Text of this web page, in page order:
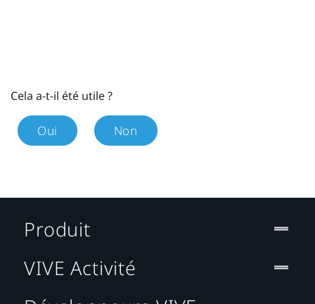
Cela a-t-il été utile ?
Oui Non
Produit
VIVE Activité